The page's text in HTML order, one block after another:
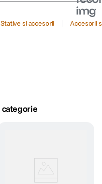
Stative si accesorii Accesorii
categorie